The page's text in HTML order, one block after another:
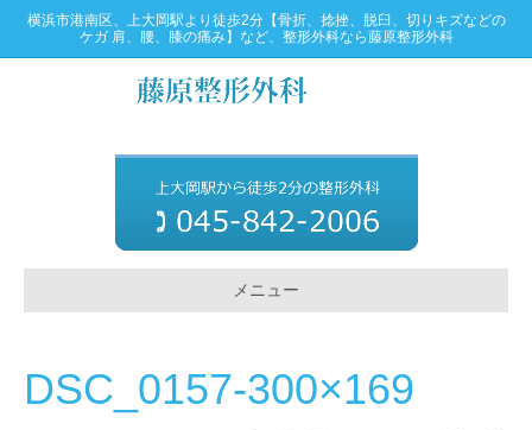
横浜市港南区、上大岡駅より徒歩2分【骨折、捻挫、脱臼、切りキズなどの
ケガ 肩、腰、膝の痛み】など、整形外科なら藤原整形外科
メニュー
DSC_0157-300×169